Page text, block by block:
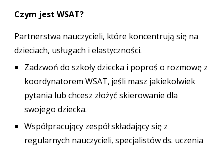
Czym jest WSAT?
Partnerstwa nauczycieli, które koncentrują się na
dzieciach, usługach i elastyczności.
Zadzwoń do szkoły dziecka i poproś o rozmowę z
koordynatorem WSAT, jeśli masz jakiekolwiek
pytania lub chcesz złożyć skierowanie dla
swojego dziecka.
Współpracujący zespół składający się z
regularnych nauczycieli, specjalistów ds. uczenia